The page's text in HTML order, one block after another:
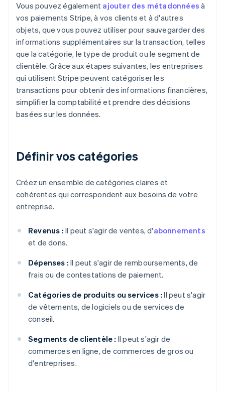
Vous pouvez également ajouter des métadonnées à
vos paiements Stripe, à vos clients et à d'autres
objets, que vous pouvez utiliser pour sauvegarder des
informations supplémentaires sur la transaction, telles
que la catégorie, le type de produit ou le segment de
clientèle. Grâce aux étapes suivantes, les entreprises
qui utilisent Stripe peuvent catégoriser les
transactions pour obtenir des informations financières,
simplifier la comptabilité et prendre des décisions
basées sur les données.
Définir vos catégories
Créez un ensemble de catégories claires et
cohérentes qui correspondent aux besoins de votre
entreprise.
Revenus : Il peut s'agir de ventes, d'abonnements
et de dons.
Dépenses : Il peut s'agir de remboursements, de
frais ou de contestations de paiement.
Catégories de produits ou services : Il peut s'agir
de vêtements, de logiciels ou de services de
conseil.
Segments de clientèle : Il peut s'agir de
commerces en ligne, de commerces de gros ou
d'entreprises.